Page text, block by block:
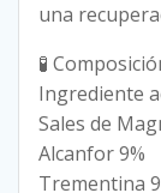
una
🧪
Ingrediente
Sales de
Alcanfor 9%
Trementina